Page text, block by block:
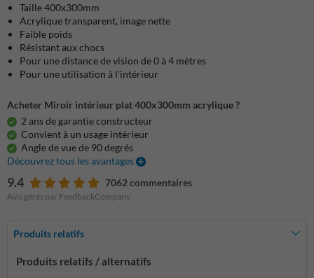
Taille 400x300mm
Acrylique transparent, image nette
Faible poids
Résistant aux chocs
Pour une distance de vision de 0 à 4 mètres
Pour une utilisation à l'intérieur
Acheter Miroir intérieur plat 400x300mm acrylique ?
2 ans de garantie constructeur
Convient à un usage intérieur
Angle de vue de 90 degrés
Découvrez tous les avantages
9.4 7062 commentaires
Avis gérés par FeedbackCompany
Produits relatifs
Produits relatifs / alternatifs